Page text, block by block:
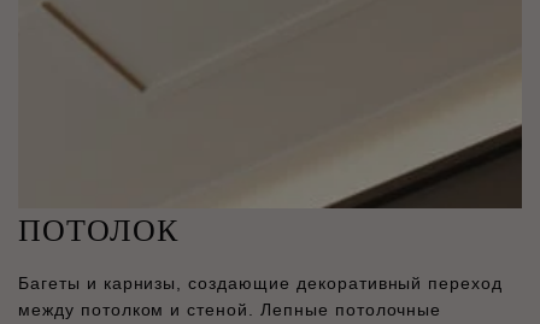
ПОТОЛОК
Багеты и карнизы, создающие декоративный переход
между потолком и стеной. Лепные потолочные